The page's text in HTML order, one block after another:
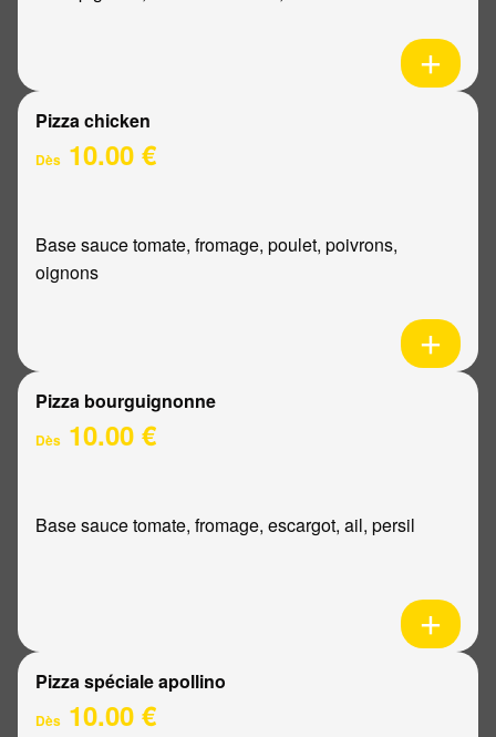
Pizza chicken
Dès 10.00 €
Base sauce tomate, fromage, poulet, poivrons,
oignons
Pizza bourguignonne
Dès 10.00 €
Base sauce tomate, fromage, escargot, ail, persil
Pizza spéciale apollino
Dès 10.00 €